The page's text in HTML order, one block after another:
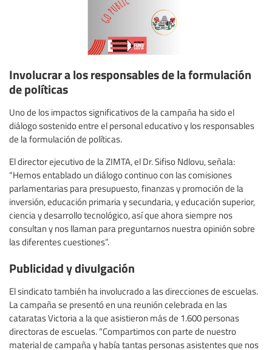
Involucrar a los responsables de la formulación
de políticas
Uno de los impactos significativos de la campaña ha sido el
diálogo sostenido entre el personal educativo y los responsables
de la formulación de políticas.
El director ejecutivo de la ZIMTA, el Dr. Sifiso Ndlovu, señala:
“Hemos entablado un diálogo continuo con las comisiones
parlamentarias para presupuesto, finanzas y promoción de la
inversión, educación primaria y secundaria, y educación superior,
ciencia y desarrollo tecnológico, así que ahora siempre nos
consultan y nos llaman para preguntarnos nuestra opinión sobre
las diferentes cuestiones”.
Publicidad y divulgación
El sindicato también ha involucrado a las direcciones de escuelas.
La campaña se presentó en una reunión celebrada en las
cataratas Victoria a la que asistieron más de 1.600 personas
directoras de escuelas. “Compartimos con parte de nuestro
material de campaña y había tantas personas asistentes que nos